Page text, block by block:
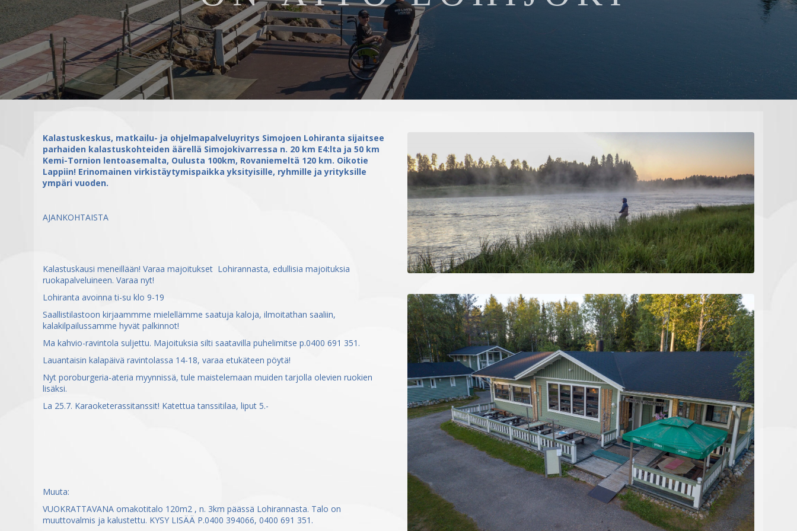
Kalastuskeskus, matkailu- ja ohjelmapalveluyritys Simojoen Lohiranta sijaitsee
parhaiden kalastuskohteiden äärellä Simojokivarressa n. 20 km E4:lta ja 50 km
Kemi-Tornion lentoasemalta, Oulusta 100km, Rovaniemeltä 120 km. Oikotie
Lappiin! Erinomainen virkistäytymispaikka yksityisille, ryhmille ja yrityksille
ympäri vuoden.
AJANKOHTAISTA
Kalastuskausi meneillään! Varaa majoitukset Lohirannasta, edullisia majoituksia
ruokapalveluineen. Varaa nyt!
Lohiranta avoinna ti-su klo 9-19
Saallistilastoon kirjaammme mielellämme saatuja kaloja, ilmoitathan saaliin,
kalakilpailussamme hyvät palkinnot!
Ma kahvio-ravintola suljettu. Majoituksia silti saatavilla puhelimitse p.0400 691 351.
Lauantaisin kalapäivä ravintolassa 14-18, varaa etukäteen pöytä!
Nyt poroburgeria-ateria myynnissä, tule maistelemaan muiden tarjolla olevien ruokien
lisäksi.
La 25.7. Karaoketerassitanssit! Katettua tanssitilaa, liput 5.-
Muuta:
VUOKRATTAVANA omakotitalo 120m2 , n. 3km päässä Lohirannasta. Talo on
muuttovalmis ja kalustettu. KYSY LISÄÄ P.0400 394066, 0400 691 351.